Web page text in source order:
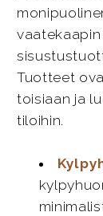
Tuotteet
toisiaan ja
tiloihin.